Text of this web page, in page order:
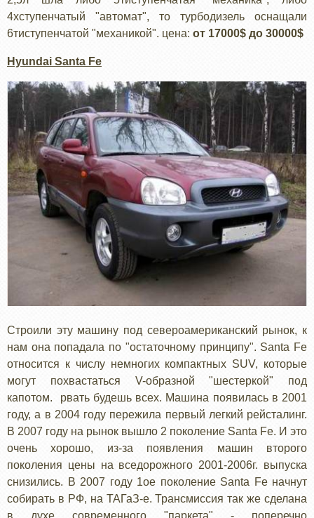
4хступенчатый "автомат", то турбодизель оснащали
6тиступенчатой "механикой". цена: от 17000$ до 30000$
Hyundai Santa Fe
Строили эту машину под североамериканский рынок, к
нам она попадала по "остаточному принципу". Santa Fe
относится к числу немногих компактных SUV, которые
могут похвастаться V-образной "шестеркой" под
капотом. рвать будешь всех. Машина появилась в 2001
году, а в 2004 году пережила первый легкий рейсталинг.
В 2007 году на рынок вышло 2 поколение Santa Fe. И это
очень хорошо, из-за появления машин второго
поколения цены на вседорожного 2001-2006г. выпуска
снизились. В 2007 году 1ое поколение Santa Fe начнут
собирать в РФ, на ТАГаЗ-е. Трансмиссия так же сделана
в духе современного "паркета" - поперечно